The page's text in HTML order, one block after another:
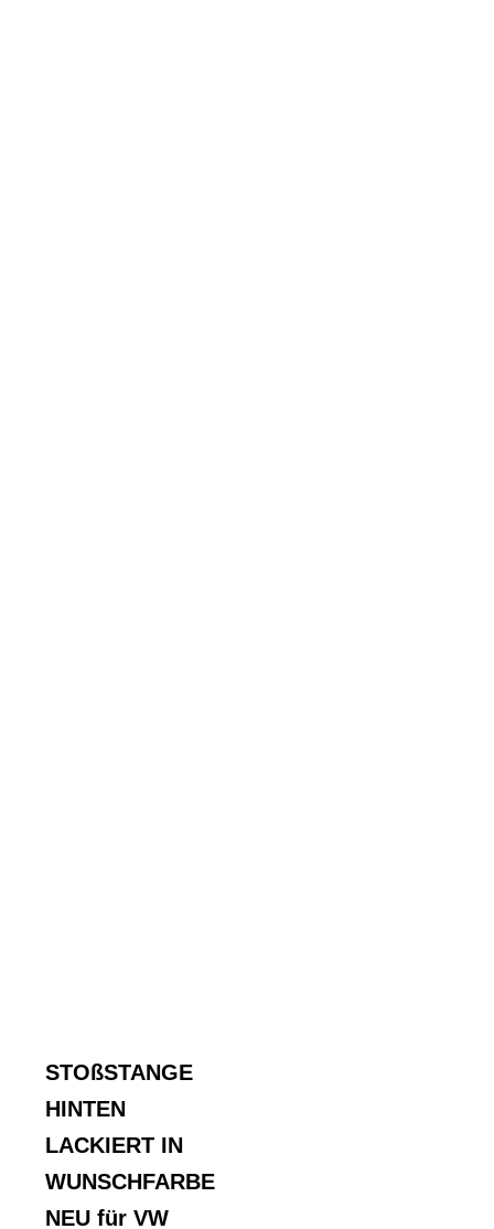
STOßSTANGE
HINTEN
LACKIERT IN
WUNSCHFARBE
NEU für VW